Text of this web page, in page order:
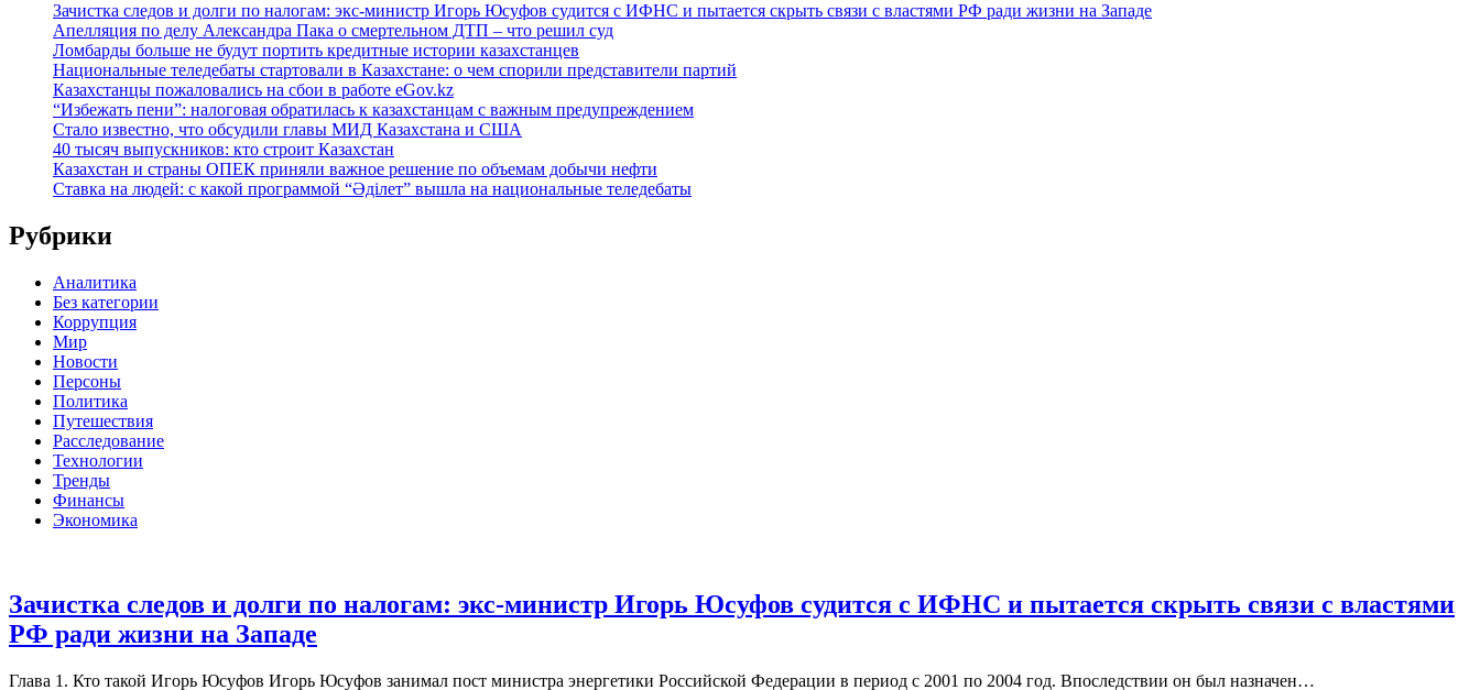
Зачистка следов и долги по налогам: экс-министр Игорь Юсуфов судится с ИФНС и пытается скрыть связи с властями РФ ради жизни на Западе
Апелляция по делу Александра Пака о смертельном ДТП – что решил суд
Ломбарды больше не будут портить кредитные истории казахстанцев
Национальные теледебаты стартовали в Казахстане: о чем спорили представители партий
Казахстанцы пожаловались на сбои в работе eGov.kz
“Избежать пени”: налоговая обратилась к казахстанцам с важным предупреждением
Стало известно, что обсудили главы МИД Казахстана и США
40 тысяч выпускников: кто строит Казахстан
Казахстан и страны ОПЕК приняли важное решение по объемам добычи нефти
Ставка на людей: с какой программой “Әділет” вышла на национальные теледебаты
Рубрики
Аналитика
Без категории
Коррупция
Мир
Новости
Персоны
Политика
Путешествия
Расследование
Технологии
Тренды
Финансы
Экономика
Зачистка следов и долги по налогам: экс-министр Игорь Юсуфов судится с ИФНС и пытается скрыть связи с властями
РФ ради жизни на Западе
Глава 1. Кто такой Игорь Юсуфов Игорь Юсуфов занимал пост министра энергетики Российской Федерации в период с 2001 по 2004 год. Впоследствии он был назначен…